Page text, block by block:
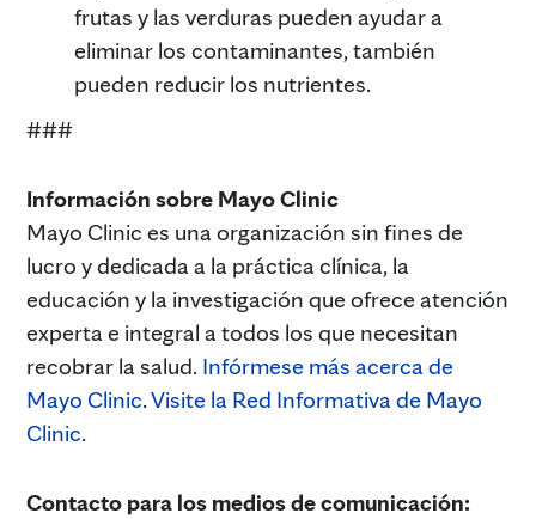
frutas y las verduras pueden ayudar a
eliminar los contaminantes, también
pueden reducir los nutrientes.
###
Información sobre Mayo Clinic
Mayo Clinic es una organización sin fines de
lucro y dedicada a la práctica clínica, la
educación y la investigación que ofrece atención
experta e integral a todos los que necesitan
recobrar la salud. Infórmese más acerca de
Mayo Clinic.Visite la Red Informativa de Mayo
Clinic.
Contacto para los medios de comunicación: